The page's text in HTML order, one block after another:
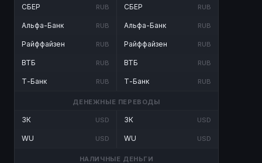
СБЕР RUB
Альфа-Банк RUB
Райффайзен RUB
ВТБ RUB
Т-Банк RUB
СБЕР RUB
Альфа-Банк RUB
Райффайзен RUB
ВТБ RUB
Т-Банк RUB
ДЕНЕЖНЫЕ ПЕРЕВОДЫ
ЗК USD
WU USD
ЗК USD
WU USD
НАЛИЧНЫЕ ДЕНЬГИ